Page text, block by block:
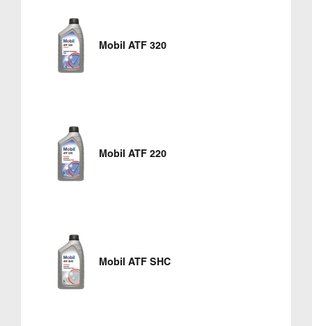
Mobil ATF 320
Mobil ATF 220
Mobil ATF SHC